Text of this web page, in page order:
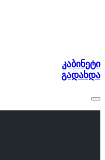
კაბინეტი
გადახდა